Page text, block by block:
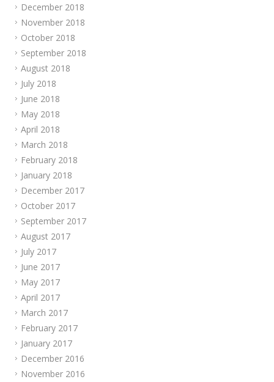
December 2018
November 2018
October 2018
September 2018
August 2018
July 2018
June 2018
May 2018
April 2018
March 2018
February 2018
January 2018
December 2017
October 2017
September 2017
August 2017
July 2017
June 2017
May 2017
April 2017
March 2017
February 2017
January 2017
December 2016
November 2016